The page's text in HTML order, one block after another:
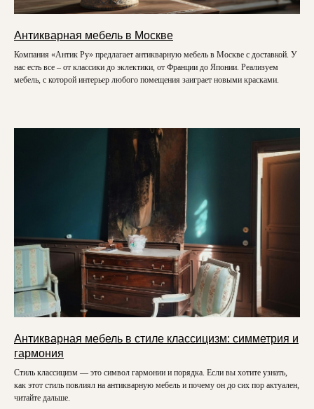
Антикварная мебель в Москве
Компания «Антик Ру» предлагает антикварную мебель в Москве с доставкой. У
нас есть все – от классики до эклектики, от Франции до Японии. Реализуем
мебель, с которой интерьер любого помещения заиграет новыми красками.
Антикварная мебель в стиле классицизм: симметрия и
гармония
Стиль классицизм — это символ гармонии и порядка. Если вы хотите узнать,
как этот стиль повлиял на антикварную мебель и почему он до сих пор актуален,
читайте дальше.